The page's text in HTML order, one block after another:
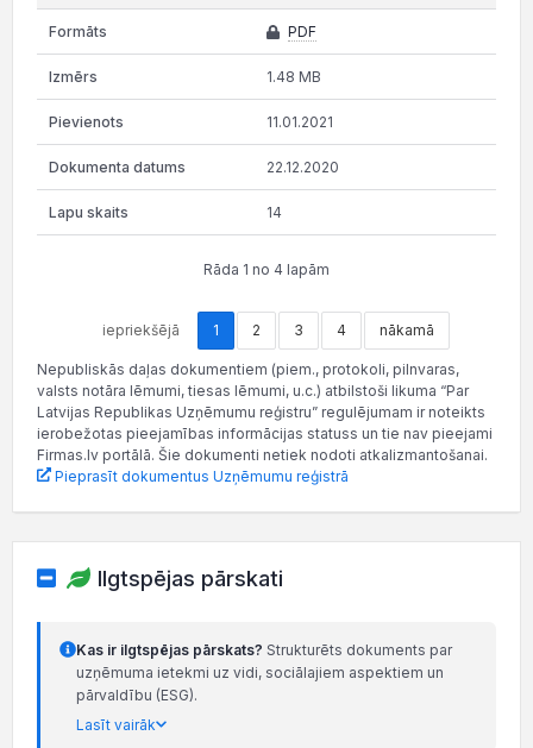
PDF
1.48 MB
11.01.2021
22.12.2020
14
Rāda 1 no 4 lapām
iepriekšējā 1 2 3 4 nākamā
Nepubliskās daļas dokumentiem (piem., protokoli, pilnvaras,
valsts notāra lēmumi, tiesas lēmumi, u.c.) atbilstoši likuma “Par
Latvijas Republikas Uzņēmumu reģistru” regulējumam ir noteikts
ierobežotas pieejamības informācijas statuss un tie nav pieejami
Firmas.lv portālā. Šie dokumenti netiek nodoti atkalizmantošanai.
Pieprasīt dokumentus Uzņēmumu reģistrā
Ilgtspējas pārskati
Kas ir ilgtspējas pārskats? Strukturēts dokuments par
uzņēmuma ietekmi uz vidi, sociālajiem aspektiem un
pārvaldību (ESG).
Lasīt vairāk